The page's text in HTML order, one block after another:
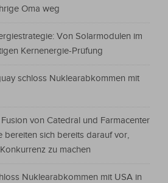
Oma weg
Von Solarmodulen im
Kernenergie-Prüfung
schloss Nuklearabkommen mit
Fusion von Catedral und Farmacenter
bereiten sich bereits darauf vor,
zu machen
Nuklearabkommen mit USA in